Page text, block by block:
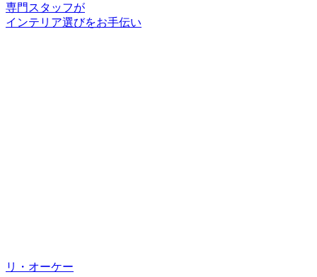
専門スタッフが
インテリア選びをお手伝い
リ・オーケー